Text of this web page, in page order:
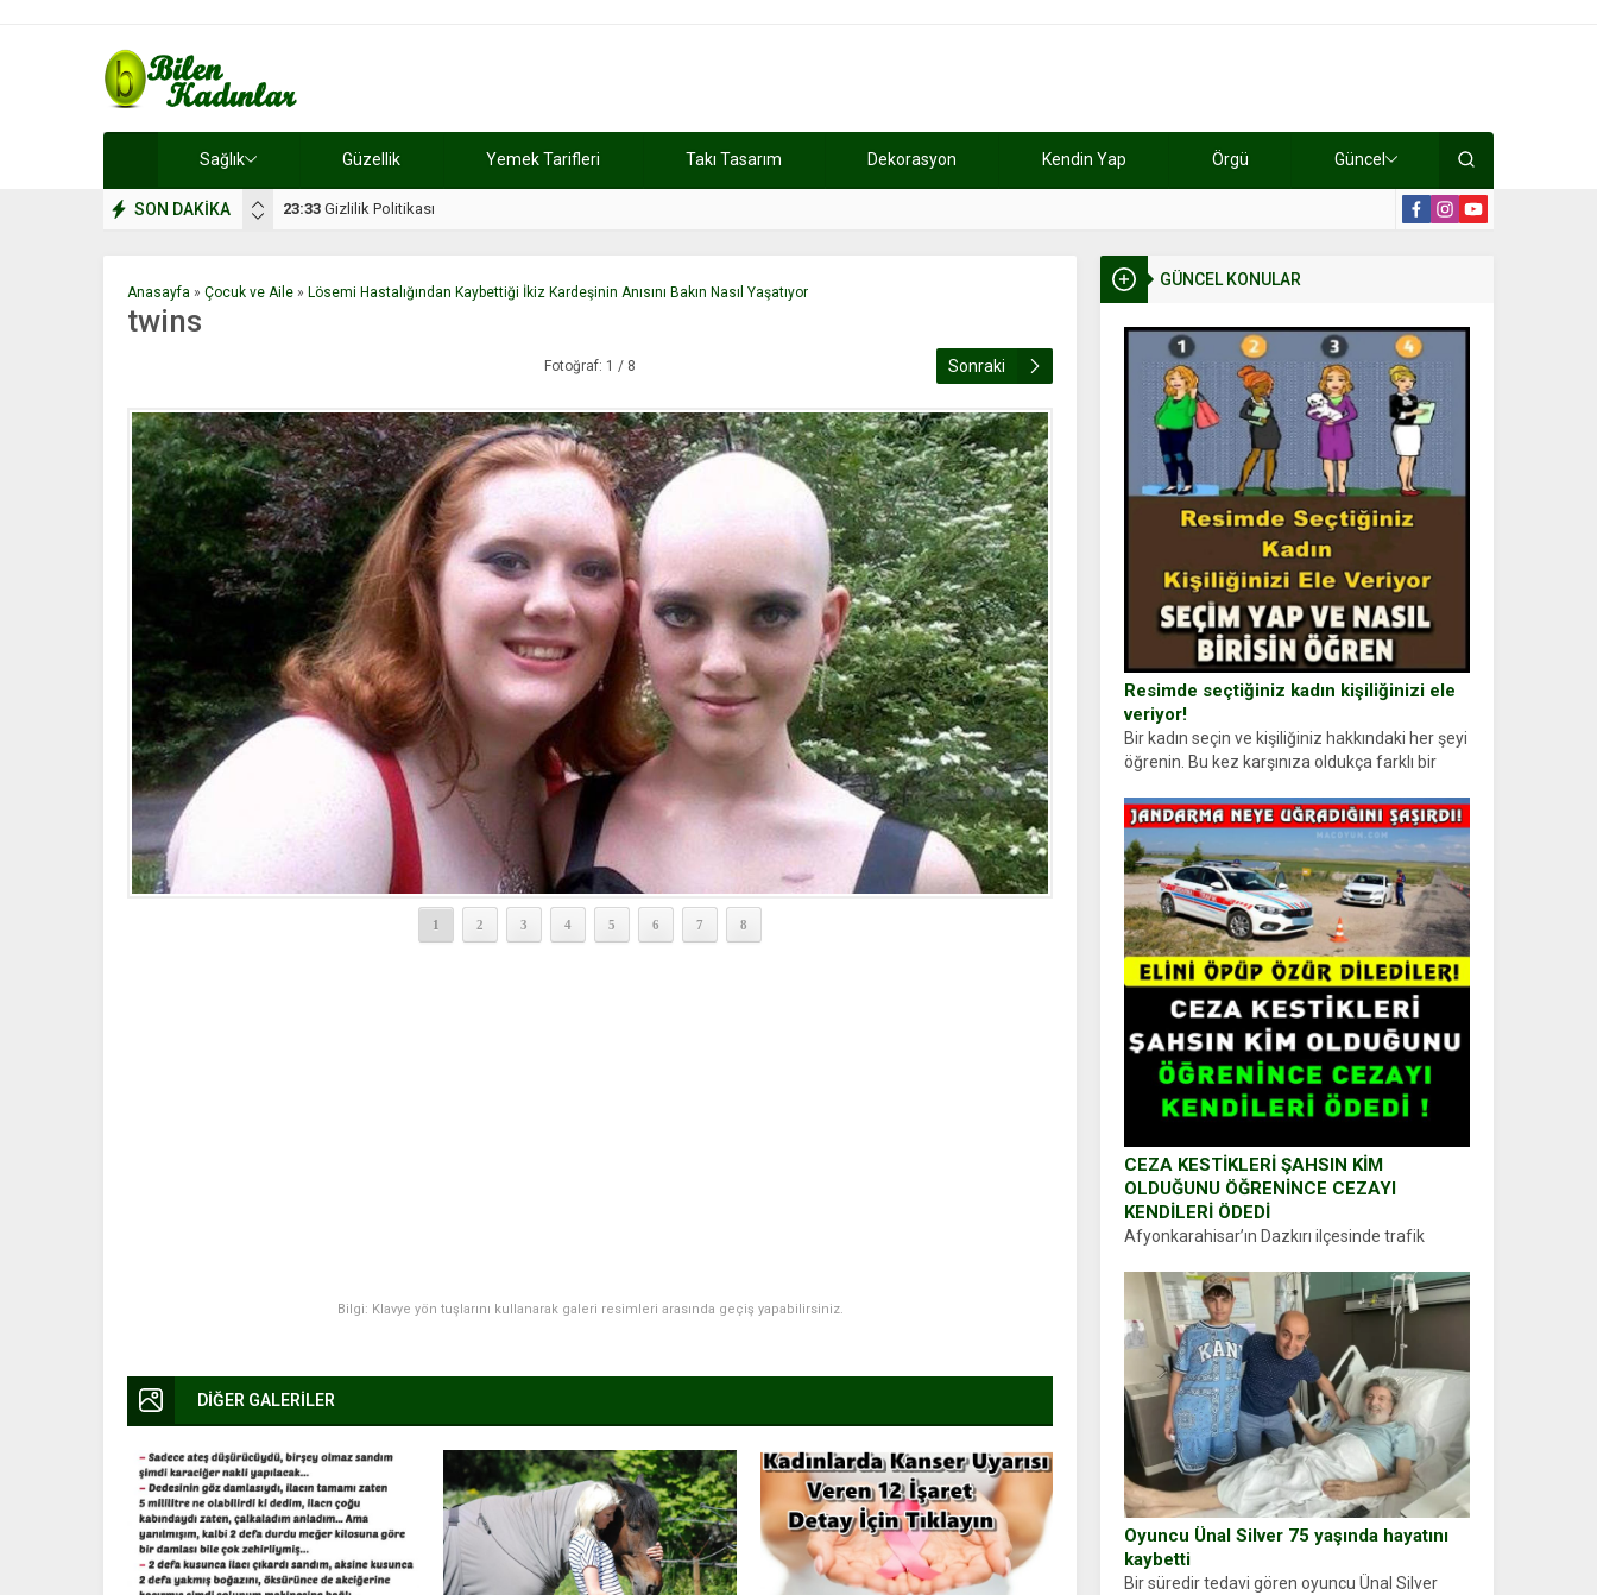
Sağlık Güzellik Yemek Tarifleri Takı Tasarım Dekorasyon Kendin Yap Örgü Güncel
SON DAKİKA 17:08 Dilan, düğününe 5 gün kala hayatını kaybetti
GÜNCEL KONULAR
Resimde seçtiğiniz kadın kişiliğinizi ele
veriyor!
Bir kadın seçin ve kişiliğiniz hakkındaki her şeyi
öğrenin. Bu kez karşınıza oldukça farklı bir
kadın figürlerinden dikkatinizi en...
CEZA KESTİKLERİ ŞAHSIN KİM
OLDUĞUNU ÖĞRENİNCE CEZAYI
KENDİLERİ ÖDEDİ
Afyonkarahisar’ın Dazkırı ilçesinde trafik
durdurdukları bir otomobilin sürücüsünden
ehliyet ve ruhsat sorup belgelerini istedi.
Sürücü Abdurrahman Ö.nün verdiği evraklarda
eksik olduğunu...
Oyuncu Ünal Silver 75 yaşında hayatını
kaybetti
Bir süredir tedavi gören oyuncu Ünal Silver
Anasayfa » Çocuk ve Aile » Lösemi Hastalığından Kaybettiği İkiz Kardeşinin Anısını Bakın Nasıl Yaşatıyor
twins
Fotoğraf: 1 / 8 Sonraki
1 2 3 4 5 6 7 8
Bilgi: Klavye yön tuşlarını kullanarak galeri resimleri arasında geçiş yapabilirsiniz.
DİĞER GALERİLER